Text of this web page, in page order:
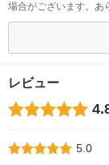
場合がございます。あ
レビュー
5.0